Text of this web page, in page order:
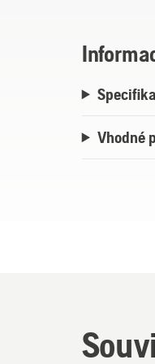
Vhodné